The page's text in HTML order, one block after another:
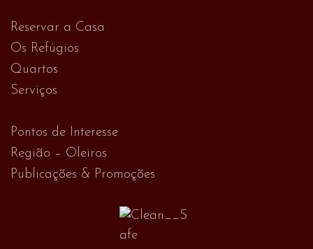
Reservar a Casa
Os Refúgios
Quartos
Serviços
Pontos de Interesse
Região – Oleiros
Publicações & Promoções